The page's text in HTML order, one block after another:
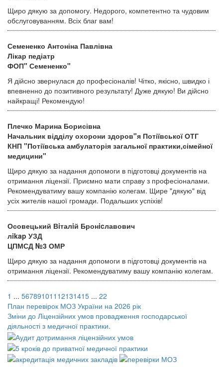
Щиро дякую за допомогу. Недорого, компетентно та чудовим
обслуговуванням. Всіх благ вам!
Семененко Антоніна Павлівна
Лікар педіатр
ФОП" Семененко"
Я дійсно звернулася до професіоналів! Чітко, якісно, швидко і
впевненно до позитивного результату! Дуже дякую! Ви дійсно
найкращі! Рекомендую!
Плечко Марина Борисівна
Начальник відділу охорони здоров"я Потіївської ОТГ
КНП "Потіївська амбулаторія загальної практики,сімейної
медицини"
Щиро дякую за надання допомоги в підготовці документів на
отримання ліцензії. Приємно мати справу з професіоналами.
Рекомендуватиму вашу компанію колегам. Щире "дякую" від
усіх жителів нашої громади. Подальших успіхів!
Осовецький Вiталiй Бронicлавович
лikap УЗД
ЦПМСД №3 ОМР
Щиро дякую за надання допомоги в підготовці документів на
отримання ліцензії. Рекомендуватиму вашу компанію колегам.
1 ... 567891011 12131415 ... 22
План перевірок МОЗ України на 2026 рік
Зміни до Ліцензійних умов провадження господарської
діяльності з медичної практики.